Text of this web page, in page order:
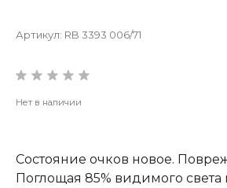
Артикул: RB 3393 006/71
Нет в наличии
Состояние очков новое.
Поглощая 85% видимого света